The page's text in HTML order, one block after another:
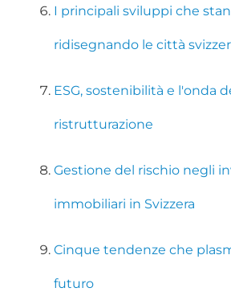
I principali sviluppi che
ridisegnando le città
ESG, sostenibilità e l'onda
ristrutturazione
Gestione del rischio negli
immobiliari in Svizzera
Cinque tendenze che
futuro